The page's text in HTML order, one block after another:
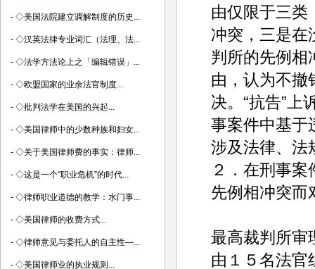
由仅限于三类
冲突，三是在
判所的先例相
由，认为不撤
决。“抗告”上
事案件中基于
涉及法律、法
２．在刑事
先例相冲突而
最高裁判所审
由１５名法官
- ◇美国法院建立调解制度的历史...
- ◇汉英法律专业词汇（法理、法...
- ◇法学方法论上之「编辑错误」...
- ◇欧盟国家的业余法官制度...
- ◇批判法学在美国的兴起...
- ◇美国律师中的少数种族和妇女...
- ◇关于美国律师费的事实：律师...
- ◇这是一个“职业危机”的时代...
- ◇律师职业道德的教学：水门事...
- ◇美国律师的收费方式...
- ◇律师意见与委托人的自主性—...
- ◇美国律师业的执业规则...